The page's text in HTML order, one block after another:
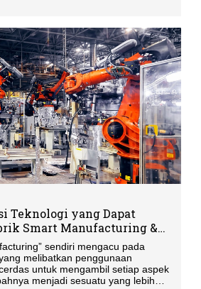
Teknologi yang Dapat
Smart Manufacturing &
sendiri mengacu pada
melibatkan penggunaan
untuk mengambil setiap aspek
menjadi sesuatu yang lebih